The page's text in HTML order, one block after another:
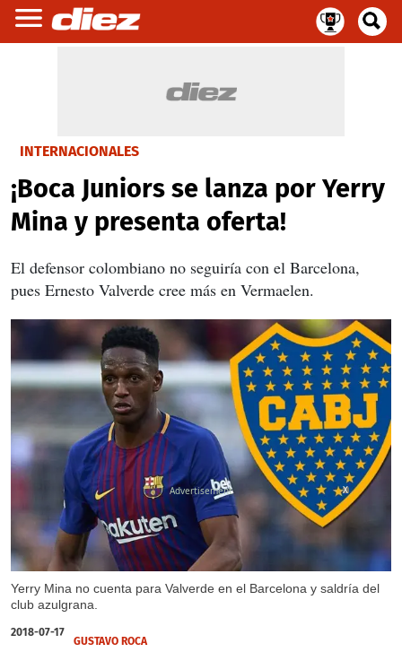
INTERNACIONALES
¡Boca Juniors se lanza por Yerry
Mina y presenta oferta!
El defensor colombiano no seguiría con el Barcelona,
pues Ernesto Valverde cree más en Vermaelen.
Yerry Mina no cuenta para Valverde en el Barcelona y saldría del
club azulgrana.
X
2018-07-17
GUSTAVO ROCA